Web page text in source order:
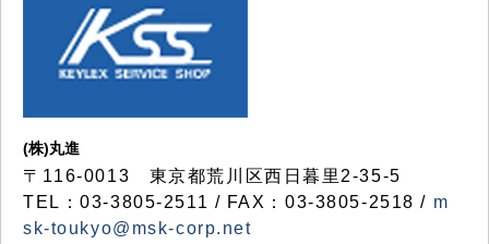
(株)丸進
〒116-0013 東京都荒川区西日暮里2-35-5
TEL：03-3805-2511 / FAX：03-3805-2518 / m
sk-toukyo@msk-corp.net